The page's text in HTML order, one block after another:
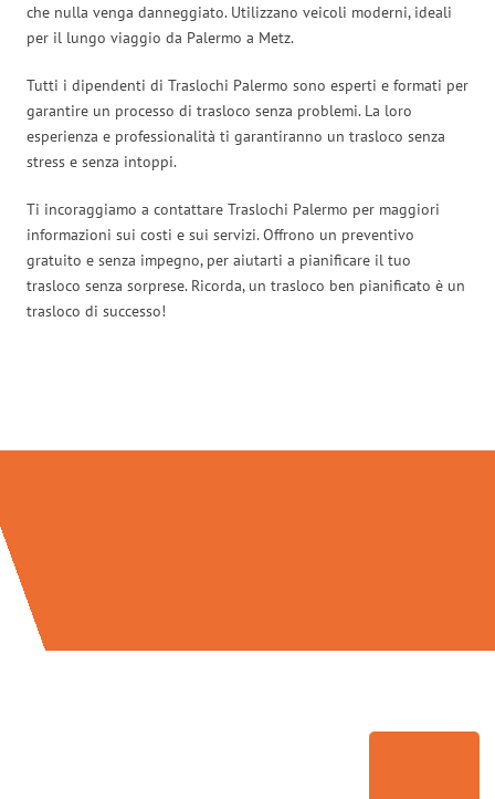
che nulla venga danneggiato. Utilizzano veicoli moderni, ideali
per il lungo viaggio da Palermo a Metz.
Tutti i dipendenti di Traslochi Palermo sono esperti e formati per
garantire un processo di trasloco senza problemi. La loro
esperienza e professionalità ti garantiranno un trasloco senza
stress e senza intoppi.
Ti incoraggiamo a contattare Traslochi Palermo per maggiori
informazioni sui costi e sui servizi. Offrono un preventivo
gratuito e senza impegno, per aiutarti a pianificare il tuo
trasloco senza sorprese. Ricorda, un trasloco ben pianificato è un
trasloco di successo!